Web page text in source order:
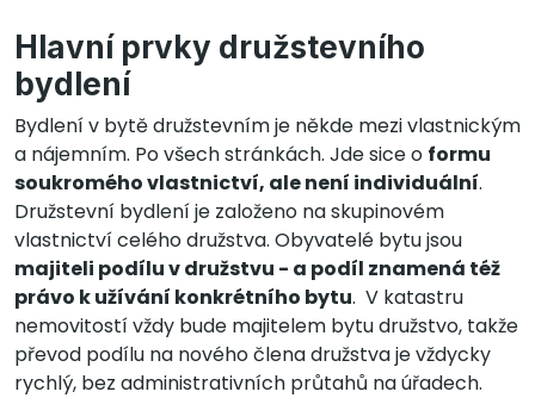
Hlavní prvky družstevního
bydlení
Bydlení v bytě družstevním je někde mezi vlastnickým
a nájemním. Po všech stránkách. Jde sice o formu
soukromého vlastnictví, ale není individuální.
Družstevní bydlení je založeno na skupinovém
vlastnictví celého družstva. Obyvatelé bytu jsou
majiteli podílu v družstvu - a podíl znamená též
právo k užívání konkrétního bytu. V katastru
nemovitostí vždy bude majitelem bytu družstvo, takže
převod podílu na nového člena družstva je vždycky
rychlý, bez administrativních průtahů na úřadech.